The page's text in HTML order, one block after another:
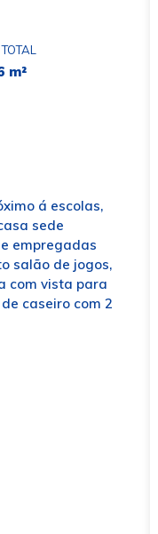
m²
á escolas,
sede
empregadas
salão de jogos,
com vista para
caseiro com 2